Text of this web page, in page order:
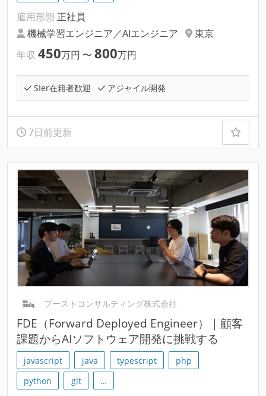
雇用形態 正社員
機械学習エンジニア／AIエンジニア
東京
年収 450万円 〜 800万円
SIer在籍者歓迎 アジャイル開発
7日前更新
ブーストコンサルティング株式会社
FDE（Forward Deployed Engineer）｜顧客
課題からAIソフトウェア開発に挑戦する
javascript java typescript
php
python
git …